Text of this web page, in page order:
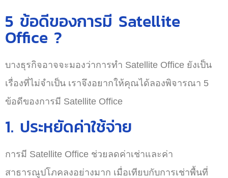
5 ข้อดีของการมี Satellite
Office ?
บางธุรกิจอาจจะมองว่าการทำ Satellite Office ยังเป็น
เรื่องที่ไม่จำเป็น เราจึงอยากให้คุณได้ลองพิจารณา 5
ข้อดีของการมี Satellite Office
1. ประหยัดค่าใช้จ่าย
การมี Satellite Office ช่วยลดค่าเช่าและค่า
สาธารณูปโภคลงอย่างมาก เมื่อเทียบกับการเช่าพื้นที่